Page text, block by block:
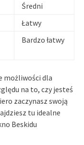
Średni
Łatwy
Bardzo łatwy
możliwości dla
na to, czy jesteś
zaczynasz swoją
tu idealne
Beskidu